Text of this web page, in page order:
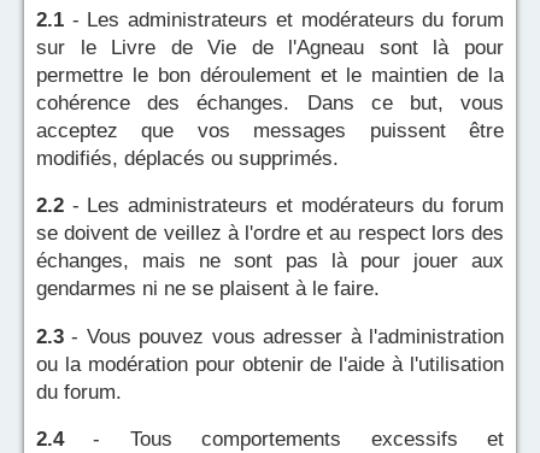
2.1 - Les administrateurs et modérateurs du forum
sur le Livre de Vie de l'Agneau sont là pour
permettre le bon déroulement et le maintien de la
cohérence des échanges. Dans ce but, vous
acceptez que vos messages puissent être
modifiés, déplacés ou supprimés.
2.2 - Les administrateurs et modérateurs du forum
se doivent de veillez à l'ordre et au respect lors des
échanges, mais ne sont pas là pour jouer aux
gendarmes ni ne se plaisent à le faire.
2.3 - Vous pouvez vous adresser à l'administration
ou la modération pour obtenir de l'aide à l'utilisation
du forum.
2.4- Tous comportements excessifs et